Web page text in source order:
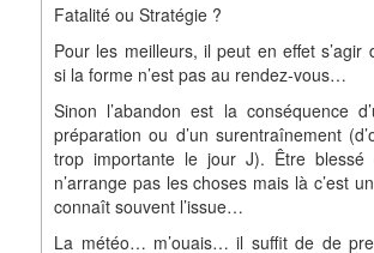
Fatalité ou Stratégie ?
Pour les meilleurs, il peut en effet s’agir
si la forme n’est pas au rendez-vous…
Sinon l’abandon est la conséquence
préparation ou d’un surentraînement
trop importante le jour J). Être blessé
n’arrange pas les choses mais là c’est
connaît souvent l’issue…
La météo… m’ouais… il suffit de de